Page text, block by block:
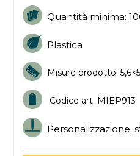
Quantità minima:
Plastica
Misure prodotto:
Codice art. MIEP913
Personalizzazione: